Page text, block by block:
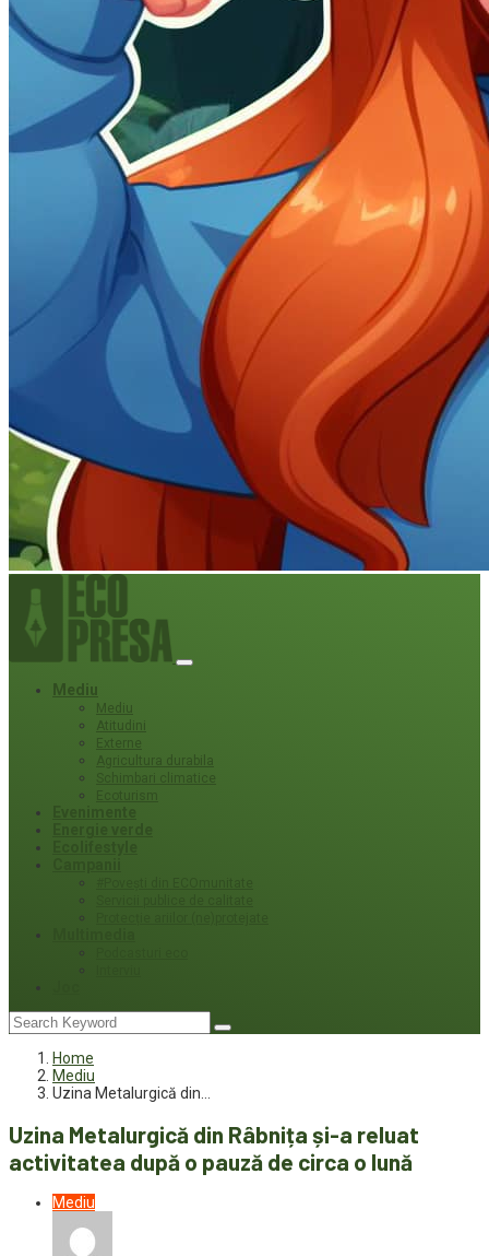
Mediu
Mediu
Atitudini
Externe
Agricultura durabila
Schimbari climatice
Ecoturism
Home
Mediu
Uzina Metalurgică din…
Uzina Metalurgică din Râbnița și-a reluat
activitatea după o pauză de circa o lună
Mediu